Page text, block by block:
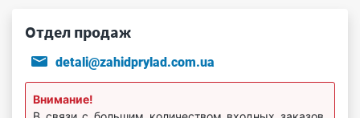
Отдел продаж
detali@zahidprylad.com.ua
Внимание!